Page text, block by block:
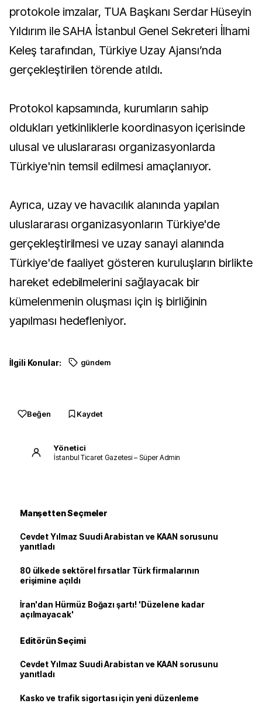
protokole imzalar, TUA Başkanı Serdar Hüseyin
Yıldırım ile SAHA İstanbul Genel Sekreteri İlhami
Keleş tarafından, Türkiye Uzay Ajansı’nda
gerçekleştirilen törende atıldı.
Protokol kapsamında, kurumların sahip
oldukları yetkinliklerle koordinasyon içerisinde
ulusal ve uluslararası organizasyonlarda
Türkiye'nin temsil edilmesi amaçlanıyor.
Ayrıca, uzay ve havacılık alanında yapılan
uluslararası organizasyonların Türkiye'de
gerçekleştirilmesi ve uzay sanayi alanında
Türkiye'de faaliyet gösteren kuruluşların birlikte
hareket edebilmelerini sağlayacak bir
kümelenmenin oluşması için iş birliğinin
yapılması hedefleniyor.
İlgili Konular: gündem
Beğen Kaydet
Yönetici
İstanbul Ticaret Gazetesi – Süper Admin
Manşetten Seçmeler
Cevdet Yılmaz Suudi Arabistan ve KAAN sorusunu
yanıtladı
80 ülkede sektörel fırsatlar Türk firmalarının
erişimine açıldı
İran'dan Hürmüz Boğazı şartı! 'Düzelene kadar
açılmayacak'
Editörün Seçimi
Cevdet Yılmaz Suudi Arabistan ve KAAN sorusunu
yanıtladı
Kasko ve trafik sigortası için yeni düzenleme